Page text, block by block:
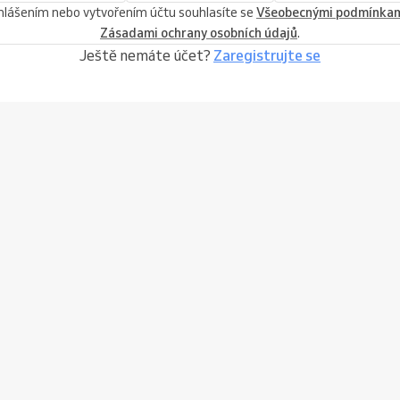
nebo vytvořením účtu souhlasíte se Všeobecnými
Zásadami ochrany osobních údajů.
Ještě nemáte účet? Zaregistrujte se